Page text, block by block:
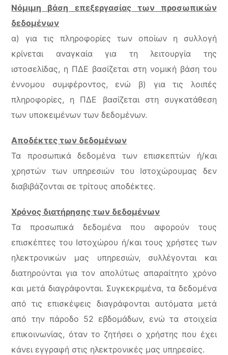
Νόμιμη βάση επεξεργασίας των προσωπικών
δεδομένων
α) για τις πληροφορίες των οποίων η συλλογή
κρίνεται αναγκαία για τη λειτουργία της
ιστοσελίδας, η ΠΔΕ βασίζεται στη νομική βάση του
έννομου συμφέροντος, ενώ β) για τις λοιπές
πληροφορίες, η ΠΔΕ βασίζεται στη συγκατάθεση
των υποκειμένων των δεδομένων.
Αποδέκτες των δεδομένων
Τα προσωπικά δεδομένα των επισκεπτών ή/και
χρηστών των υπηρεσιών του Ιστοχώρουμας δεν
διαβιβάζονται σε τρίτους αποδέκτες.
Χρόνος διατήρησης των δεδομένων
Τα προσωπικά δεδομένα που αφορούν τους
επισκέπτες του Ιστοχώρου ή/και τους χρήστες των
ηλεκτρονικών μας υπηρεσιών, συλλέγονται και
διατηρούνται για τον απολύτως απαραίτητο χρόνο
και μετά διαγράφονται. Συγκεκριμένα, τα δεδομένα
από τις επισκέψεις διαγράφονται αυτόματα μετά
από την πάροδο 52 εβδομάδων, ενώ τα στοιχεία
επικοινωνίας, όταν το ζητήσει ο χρήστης που έχει
κάνει εγγραφή στις ηλεκτρονικές μας υπηρεσίες.